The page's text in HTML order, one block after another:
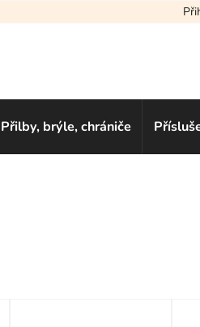
Přilby, brýle, chrániče